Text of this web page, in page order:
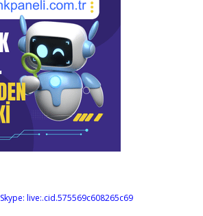
Skype: live:.cid.575569c608265c69